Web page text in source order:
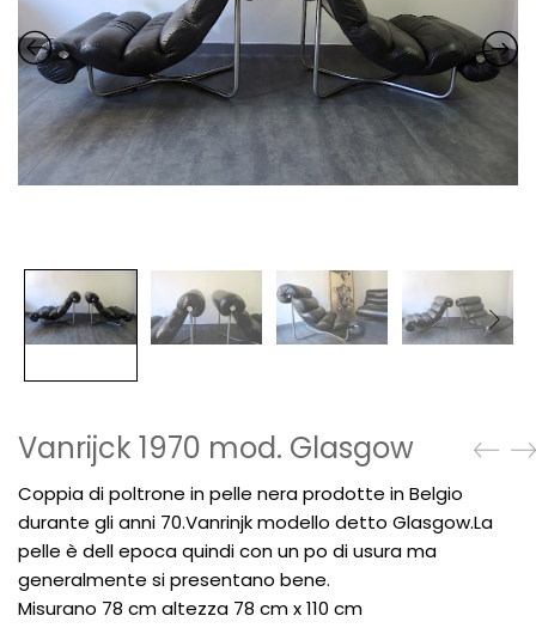
Vanrijck 1970 mod. Glasgow
Coppia di poltrone in pelle nera prodotte in Belgio
durante gli anni 70.Vanrinjk modello detto Glasgow.La
pelle è dell epoca quindi con un po di usura ma
generalmente si presentano bene.
Misurano 78 cm altezza 78 cm x 110 cm